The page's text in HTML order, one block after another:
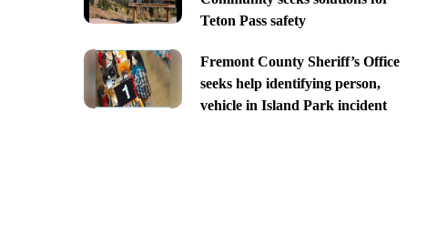
Teton Pass safety
Fremont County Sheriff’s Office
seeks help identifying person,
vehicle in Island Park incident